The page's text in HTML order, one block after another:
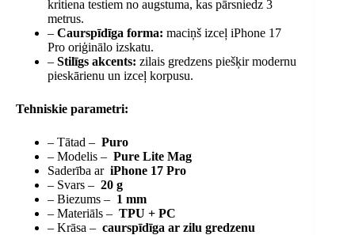
kritiena testiem no augstuma, kas pārsniedz 3
metrus.
– Caurspīdīga forma: maciņš izceļ iPhone 17
Pro oriģinālo izskatu.
– Stilīgs akcents: zilais gredzens piešķir modernu
pieskārienu un izceļ korpusu.
Tehniskie parametri:
– Tātad – Puro
– Modelis – Pure Lite Mag
Saderība ar iPhone 17 Pro
– Svars – 20 g
– Biezums – 1 mm
– Materiāls – TPU + PC
– Krāsa – caurspīdīga ar zilu gredzenu